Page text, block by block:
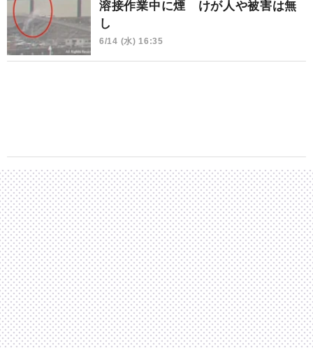
溶接作業中に煙 けが人や被害は無
し
6/14 (水) 16:35